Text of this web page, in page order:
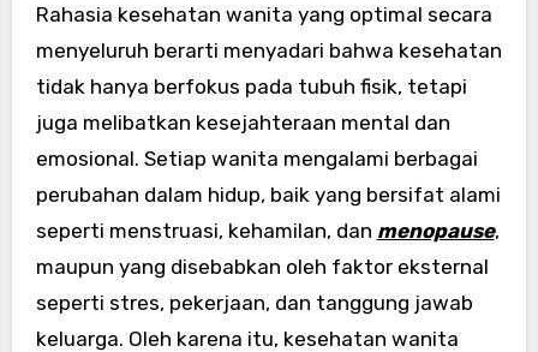
Rahasia kesehatan wanita yang optimal secara
menyeluruh berarti menyadari bahwa kesehatan
tidak hanya berfokus pada tubuh fisik, tetapi
juga melibatkan kesejahteraan mental dan
emosional. Setiap wanita mengalami berbagai
perubahan dalam hidup, baik yang bersifat alami
seperti menstruasi, kehamilan, dan menopause,
maupun yang disebabkan oleh faktor eksternal
seperti stres, pekerjaan, dan tanggung jawab
keluarga. Oleh karena itu, kesehatan wanita